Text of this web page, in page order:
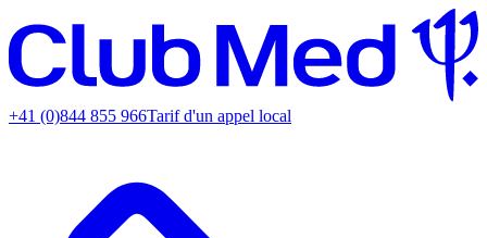
+41 (0)844 855 966Tarif d'un appel local